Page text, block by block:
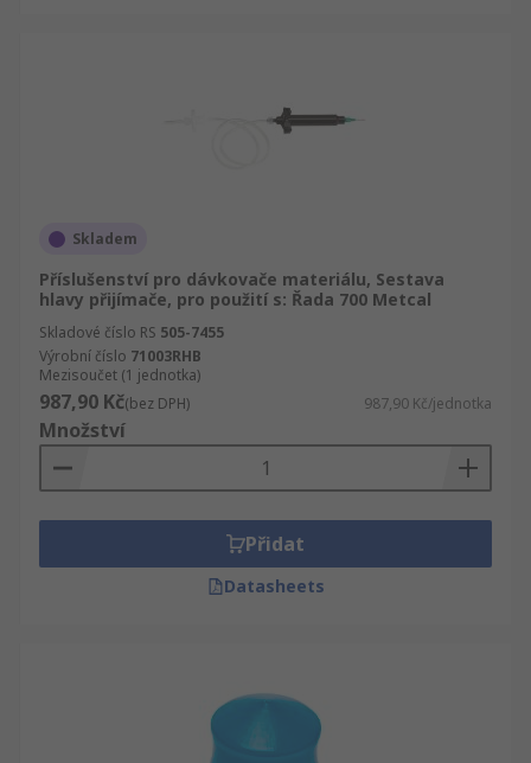
Skladem
Příslušenství pro dávkovače materiálu, Sestava
hlavy přijímače, pro použití s: Řada 700 Metcal
Skladové číslo RS 505-7455
Výrobní číslo 71003RHB
Mezisoučet (1 jednotka)
987,90 Kč(bez DPH) 987,90 Kč/jednotka
Množství
Přidat
Datasheets